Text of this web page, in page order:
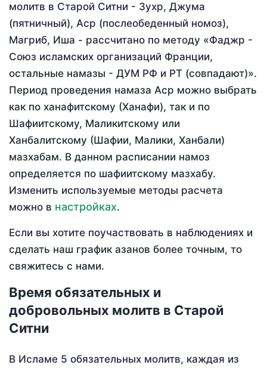
молитв в Старой Ситни - Зухр, Джума
(пятничный), Аср (послеобеденный номоз),
Магриб, Иша - рассчитано по методу «Фаджр -
Союз исламских организаций Франции,
остальные намазы - ДУМ РФ и РТ (совпадают)».
Период проведения намаза Аср можно выбрать
как по ханафитскому (Ханафи), так и по
Шафиитскому, Маликитскому или
Ханбалитскому (Шафии, Малики, Ханбали)
мазхабам. В данном расписании намоз
определяется по шафиитскому мазхабу.
Изменить используемые методы расчета
можно в настройках.
Если вы хотите поучаствовать в наблюдениях и
сделать наш график азанов более точным, то
свяжитесь с нами.
Время обязательных и
добровольных молитв в Старой
Ситни
В Исламе 5 обязательных молитв, каждая из